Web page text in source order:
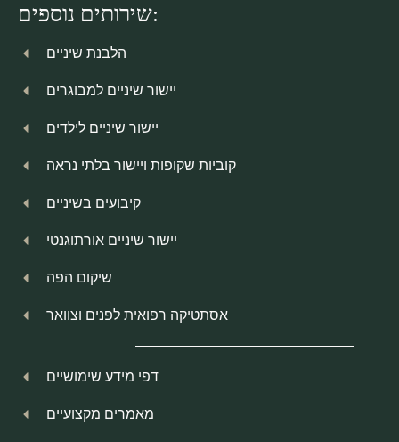
שירותים נוספים:
הלבנת שיניים
יישור שיניים למבוגרים
יישור שיניים לילדים
קוביות שקופות ויישור בלתי נראה
קיבועים בשיניים
יישור שיניים אורתוגנטי
שיקום הפה
אסתטיקה רפואית לפנים וצוואר
דפי מידע שימושיים
מאמרים מקצועיים